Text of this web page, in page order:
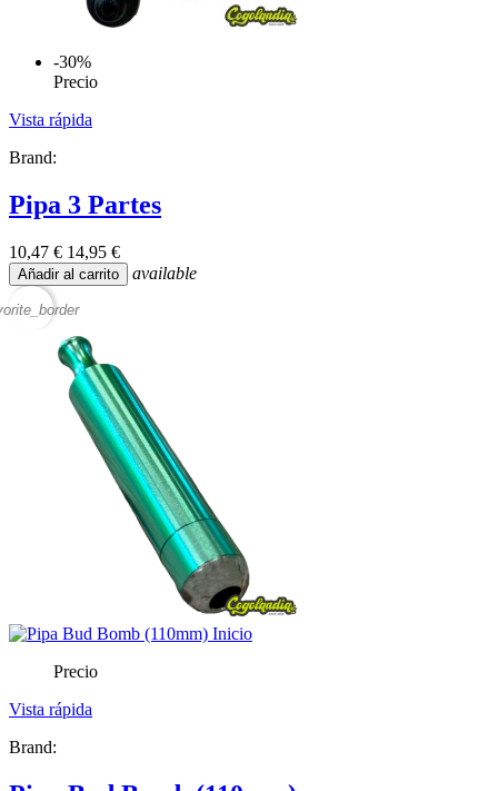
-30%
Precio
Vista rápida
Brand:
Pipa 3 Partes
10,47 € 14,95 €
Añadir al carrito available
Precio
Vista rápida
Brand: